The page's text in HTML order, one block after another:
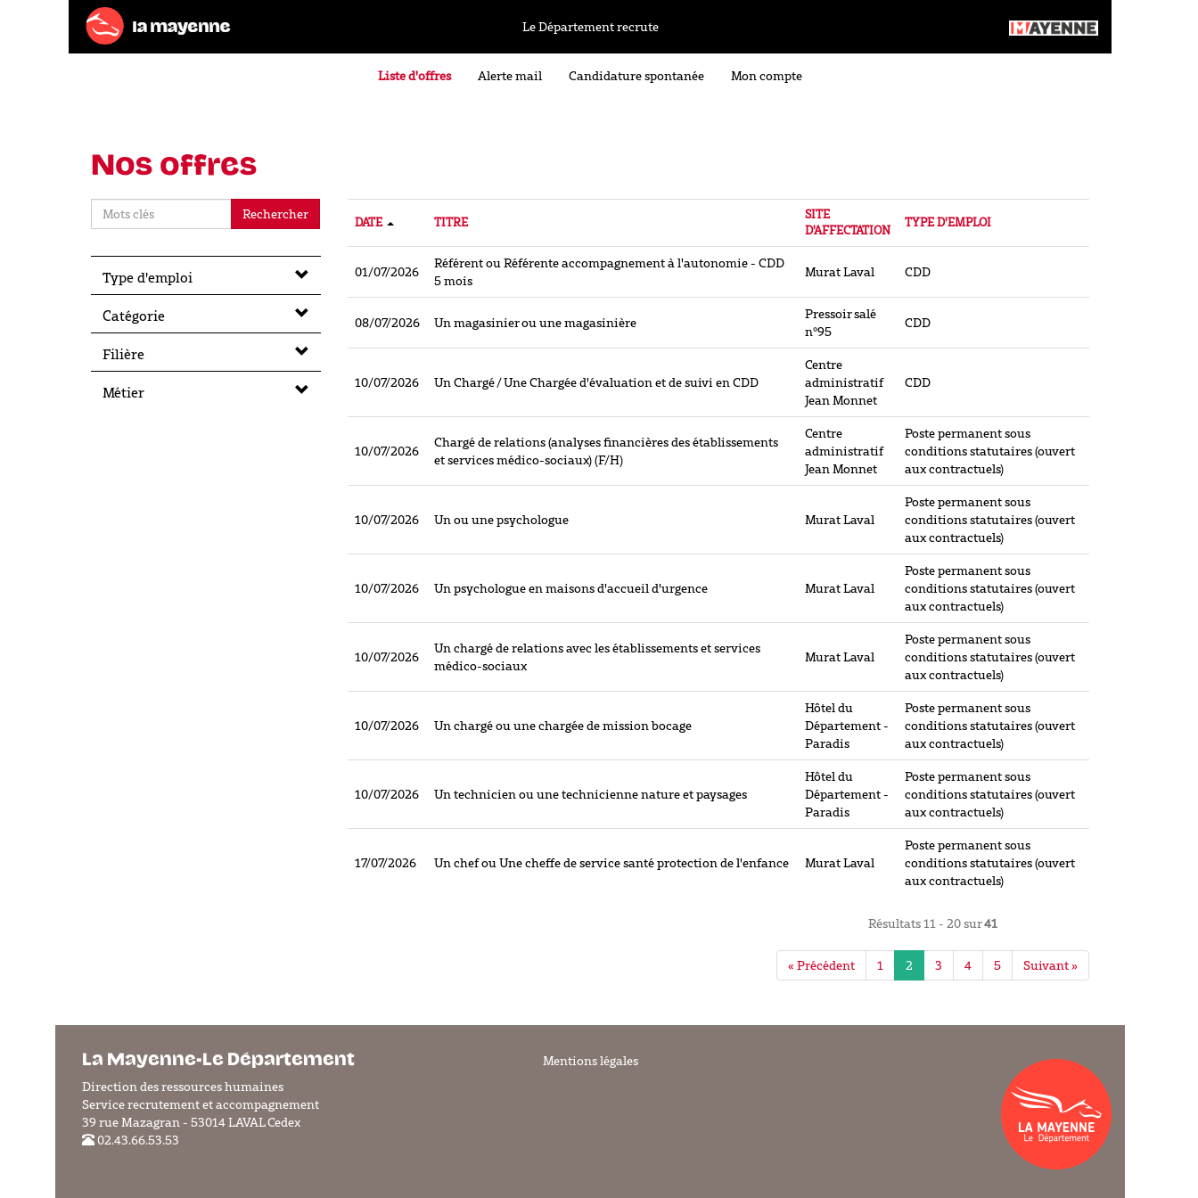
Le Département recrute
Liste d'offres Alerte mail Candidature spontanée Mon compte
Nos offres
Rechercher
Type d'emploi
Catégorie
Filière
Métier
DATE TITRE
SITE
D'AFFECTATION
TYPE D'EMPLOI
01/07/2026
Référent ou Référente accompagnement à l'autonomie - CDD
5 mois
Murat Laval CDD
08/07/2026 Un magasinier ou une magasinière
Pressoir salé
n°95
CDD
10/07/2026 Un Chargé / Une Chargée d'évaluation et de suivi en CDD
Centre
administratif
Jean Monnet
CDD
10/07/2026
Chargé de relations (analyses financières des établissements
et services médico-sociaux) (F/H)
Centre
administratif
Jean Monnet
Poste permanent sous
conditions statutaires (ouvert
aux contractuels)
10/07/2026 Un ou une psychologue Murat Laval
Poste permanent sous
conditions statutaires (ouvert
aux contractuels)
10/07/2026 Un psychologue en maisons d'accueil d'urgence Murat Laval
Poste permanent sous
conditions statutaires (ouvert
aux contractuels)
10/07/2026
Un chargé de relations avec les établissements et services
médico-sociaux
Murat Laval
Poste permanent sous
conditions statutaires (ouvert
aux contractuels)
10/07/2026 Un chargé ou une chargée de mission bocage
Hôtel du
Département -
Paradis
Poste permanent sous
conditions statutaires (ouvert
aux contractuels)
10/07/2026 Un technicien ou une technicienne nature et paysages
Hôtel du
Département -
Paradis
Poste permanent sous
conditions statutaires (ouvert
aux contractuels)
17/07/2026 Un chef ou Une cheffe de service santé protection de l'enfance Murat Laval
Poste permanent sous
conditions statutaires (ouvert
aux contractuels)
Résultats 11 - 20 sur41
« Précédent 1 2 3 4 5 Suivant »
La Mayenne-Le Département
Direction des ressources humaines
Service recrutement et accompagnement
39 rue Mazagran - 53014 LAVAL Cedex
02.43.66.53.53
Mentions légales